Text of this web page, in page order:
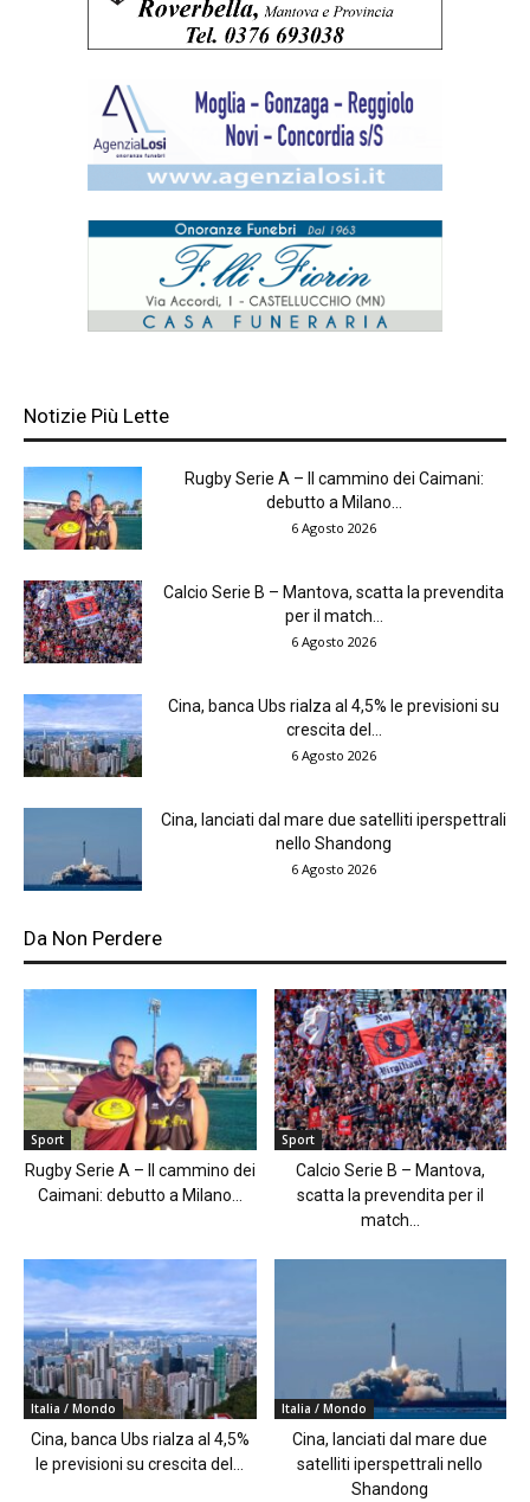
Notizie Più Lette
Rugby Serie A – Il cammino dei Caimani:
debutto a Milano...
6 Agosto 2026
Calcio Serie B – Mantova, scatta la prevendita
per il match...
6 Agosto 2026
Cina, banca Ubs rialza al 4,5% le previsioni su
crescita del...
6 Agosto 2026
Cina, lanciati dal mare due satelliti iperspettrali
nello Shandong
6 Agosto 2026
Da Non Perdere
Sport
Rugby Serie A – Il cammino dei
Caimani: debutto a Milano...
Sport
Calcio Serie B – Mantova,
scatta la prevendita per il
match...
Italia / Mondo
Cina, banca Ubs rialza al 4,5%
le previsioni su crescita del...
Italia / Mondo
Cina, lanciati dal mare due
satelliti iperspettrali nello
Shandong